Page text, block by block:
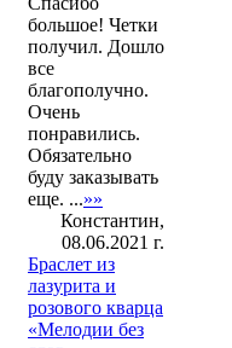
большое! Четки
получил. Дошло
все
благополучно.
Очень
понравились.
Обязательно
буду заказывать
еще. ...»»
Константин,
08.06.2021 г.
Браслет из
лазурита и
розового кварца
«Мелодии без